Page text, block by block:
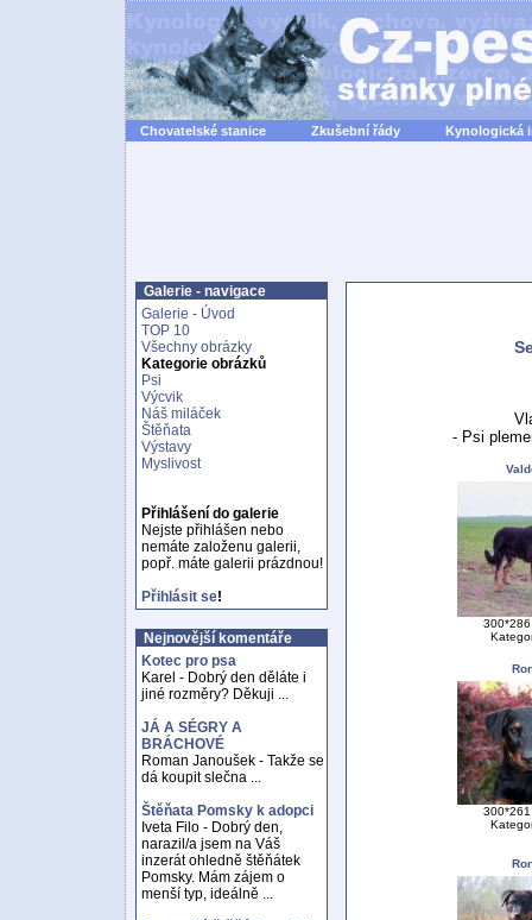
Chovatelské stanice Zkušební řády Kynologická
Galerie - navigace
Galerie - Úvod
TOP 10
Všechny obrázky
Kategorie obrázků
Psi
Výcvik
Náš miláček
Štěňata
Výstavy
Myslivost
Přihlášení do galerie
Nejste přihlášen nebo
nemáte založenu galerii,
popř. máte galerii prázdnou!
Přihlásit se!
Nejnovější komentáře
Kotec pro psa
Karel - Dobrý den děláte i
jiné rozměry? Děkuji ...
JÁ A SÉGRY A
BRÁCHOVÉ
Roman Janoušek - Takže se
dá koupit slečna ...
Štěňata Pomsky k adopci
Iveta Filo - Dobrý den,
narazil/a jsem na Váš
inzerát ohledně štěňátek
Pomsky. Mám zájem o
menší typ, ideálně ...
- Psi